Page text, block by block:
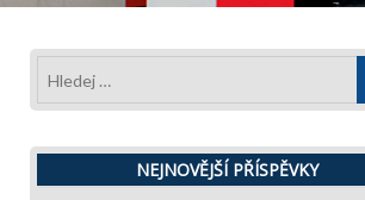
NEJNOVĚJŠÍ PŘÍSPĚVKY